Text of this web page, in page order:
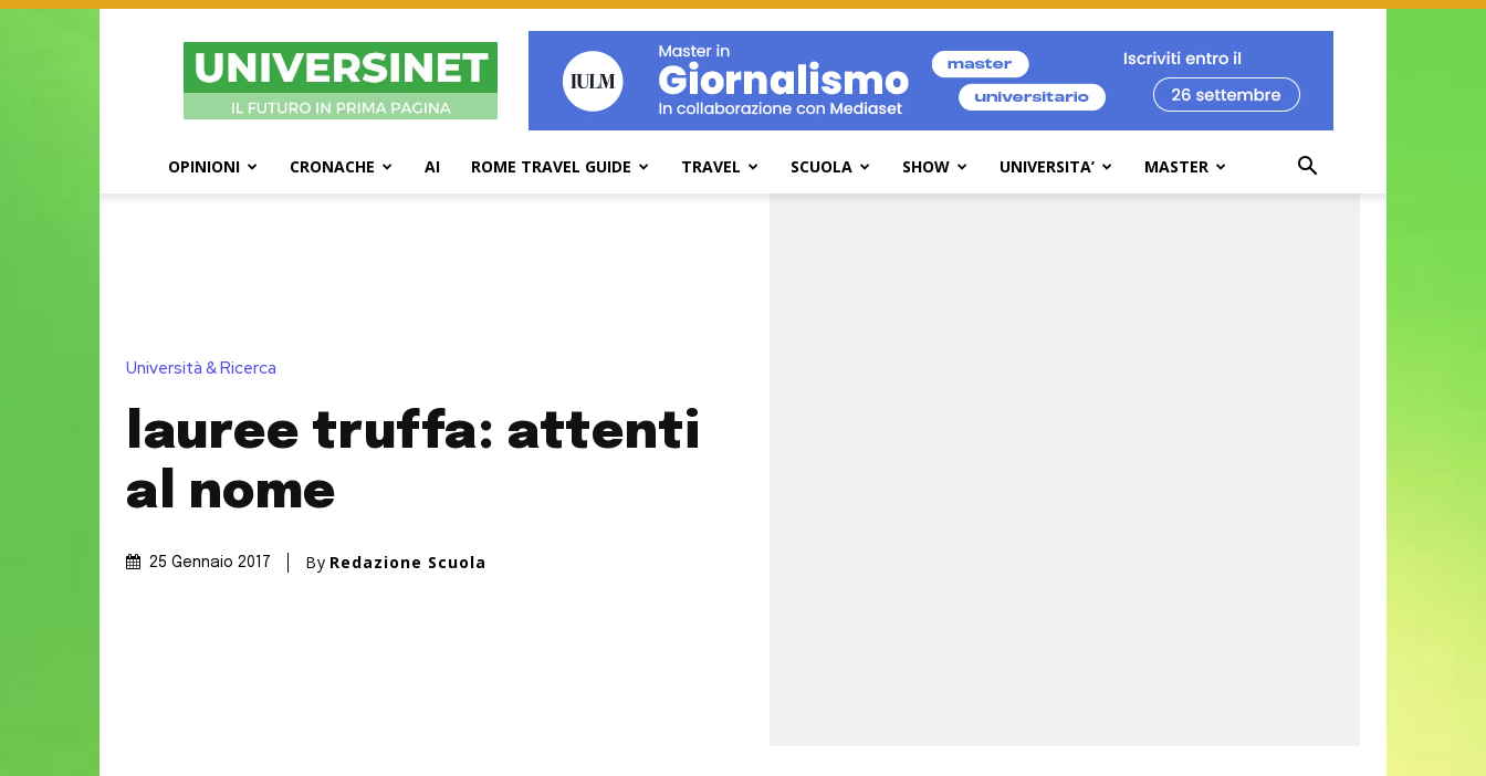
UniversiNet
Magazine
OPINIONI CRONACHE AI ROME TRAVEL GUIDE TRAVEL SCUOLA SHOW UNIVERSITA’ MASTER
Università & Ricerca
lauree truffa: attenti
al nome
25 Gennaio 2017 By Redazione Scuola